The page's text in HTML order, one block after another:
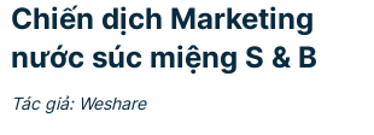
Chiến dịch Marketing
nước súc miệng S & B
Tác giả: Weshare